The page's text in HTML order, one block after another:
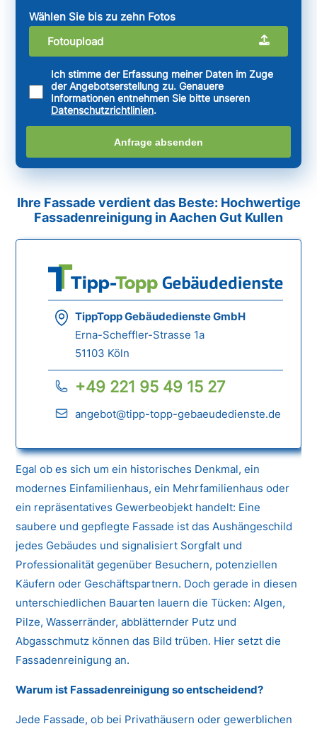
Wählen Sie bis zu zehn Fotos
Fotoupload
Ich stimme der Erfassung meiner Daten im Zuge
der Angebotserstellung zu. Genauere
Informationen entnehmen Sie bitte unseren
Datenschutzrichtlinien.
Anfrage absenden
Ihre Fassade verdient das Beste: Hochwertige
Fassadenreinigung in Aachen Gut Kullen
TippTopp Gebäudedienste GmbH
Erna-Scheffler-Strasse 1a
51103 Köln
+49 221 95 49 15 27
angebot@tipp-topp-gebaeudedienste.de
Egal ob es sich um ein historisches Denkmal, ein
modernes Einfamilienhaus, ein Mehrfamilienhaus oder
ein repräsentatives Gewerbeobjekt handelt: Eine
saubere und gepflegte Fassade ist das Aushängeschild
jedes Gebäudes und signalisiert Sorgfalt und
Professionalität gegenüber Besuchern, potenziellen
Käufern oder Geschäftspartnern. Doch gerade in diesen
unterschiedlichen Bauarten lauern die Tücken: Algen,
Pilze, Wasserränder, abblätternder Putz und
Abgasschmutz können das Bild trüben. Hier setzt die
Fassadenreinigung an.
Warum ist Fassadenreinigung so entscheidend?
Jede Fassade, ob bei Privathäusern oder gewerblichen